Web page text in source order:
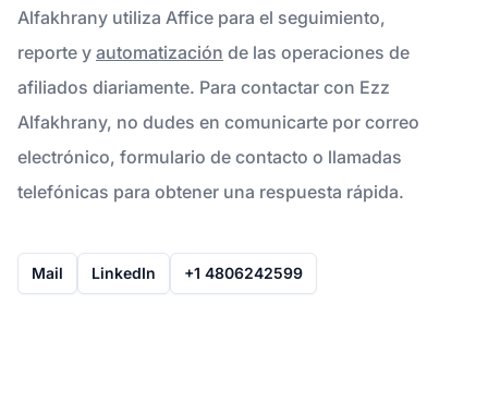
Alfakhrany utiliza Affice para el seguimiento,
reporte y automatización de las operaciones de
afiliados diariamente. Para contactar con Ezz
Alfakhrany, no dudes en comunicarte por correo
electrónico, formulario de contacto o llamadas
telefónicas para obtener una respuesta rápida.
Mail LinkedIn +1 4806242599